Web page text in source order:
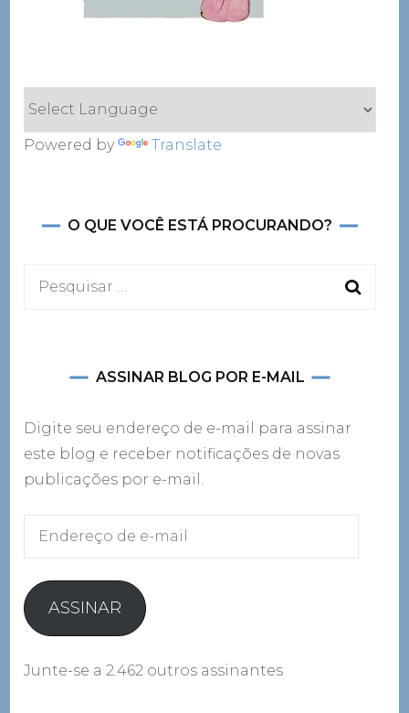
Powered by Translate
O QUE VOCÊ ESTÁ PROCURANDO?
Pesquisar
ASSINAR BLOG POR E-MAIL
Digite seu endereço de e-mail para assinar
este blog e receber notificações de novas
publicações por e-mail.
Endereço
mailASSINAR
Junte-se a 2.462 outros assinantes